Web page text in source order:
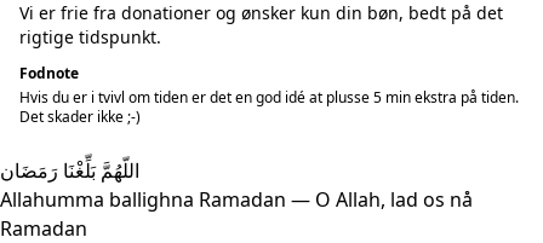
Vi er frie fra donationer og ønsker kun din bøn, bedt på det
rigtige tidspunkt.
Fodnote
Hvis du er i tvivl om tiden er det en god idé at plusse 5 min ekstra på tiden.
Det skader ikke ;-)
اللّهُمَّ بَلِّغْنَا رَمَضَان
Allahumma ballighna Ramadan — O Allah, lad os nå
Ramadan